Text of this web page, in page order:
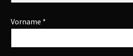
Vorname *